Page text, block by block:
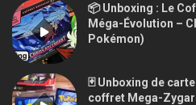
📦 Unboxing : Le
Méga-Évolution –
Pokémon)
🃏 Unboxing de
coffret Mega-